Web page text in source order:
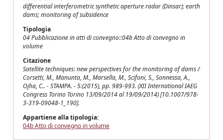
differential interferometric synthetic aperture radar (Dinsar); earth
dams; monitoring of subsidence
Tipologia
04 Pubblicazione in atti di convegno::04b Atto di convegno in
volume
Citazione
Satellite techniques: new perspectives for the monitoring of dams /
Corsetti, M., Manunta, M., Marsella, M., Scifoni, S., Sonnessa, A.,
Ojha, C.. - STAMPA. - 5:(2015), pp. 989-993. (XII International IAEG
Congress Torino Torino 13/09/2014 al 19/09/2014) [10.1007/978-
3-319-09048-1_190].
Appartiene alla tipologia:
04b Atto di convegno in volume